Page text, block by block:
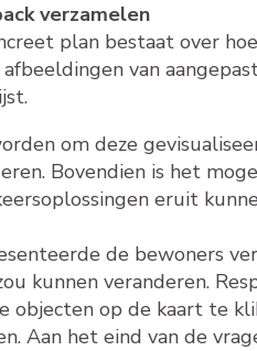
verzamelen
plan bestaat over
van
om deze
Bovendien is het
eruit
de bewoners
kunnen veranderen.
objecten op de kaart te
Aan het eind van de